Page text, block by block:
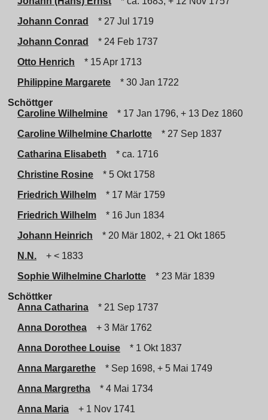
Johann Conrad
* 27 Jul 1719
Johann Conrad
* 24 Feb 1737
Otto Henrich
* 15 Apr 1713
Philippine Margarete
* 30 Jan 1722
Schöttger
Caroline Wilhelmine
* 17 Jan 1796, + 13 Dez 1860
Caroline Wilhelmine Charlotte
* 27 Sep 1837
Catharina Elisabeth
* ca. 1716
Christine Rosine
* 5 Okt 1758
Friedrich Wilhelm
* 17 Mär 1759
Friedrich Wilhelm
* 16 Jun 1834
Johann Heinrich
* 20 Mär 1802, + 21 Okt 1865
N.N.
+ < 1833
Sophie Wilhelmine Charlotte
* 23 Mär 1839
Schöttker
Anna Catharina
* 21 Sep 1737
Anna Dorothea
+ 3 Mär 1762
Anna Dorothee Louise
* 1 Okt 1837
Anna Margarethe
* Sep 1698, + 5 Mai 1749
Anna Margretha
* 4 Mai 1734
Anna Maria
+ 1 Nov 1741